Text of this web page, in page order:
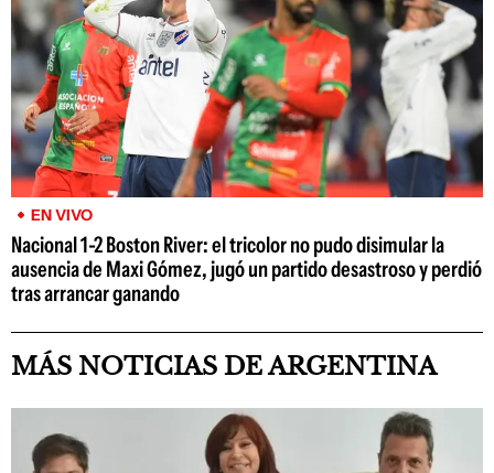
EN VIVO
Nacional 1-2 Boston River: el tricolor no pudo disimular la
ausencia de Maxi Gómez, jugó un partido desastroso y perdió
tras arrancar ganando
MÁS NOTICIAS DE ARGENTINA